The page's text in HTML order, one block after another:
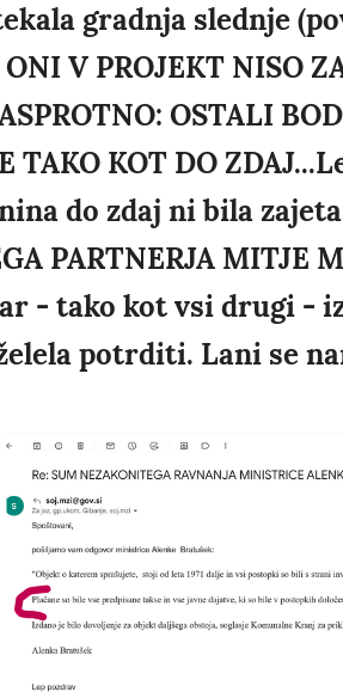
gradnja slednje
V PROJEKT NISO
OSTALI
TAKO KOT DO
do zdaj ni bila
PARTNERJA MITJE
- tako kot vsi drugi -
potrditi. Lani se